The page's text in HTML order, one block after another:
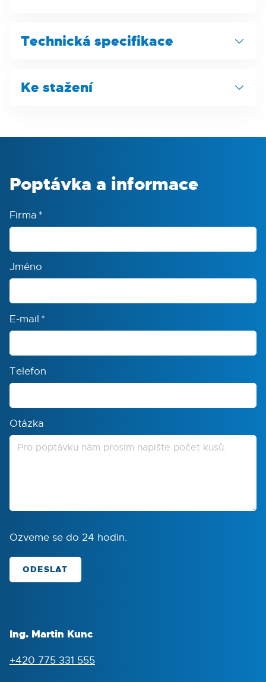
Technická specifikace
Parametr
Objem zkumavek 15 ml
Kapacita
Ke stažení
Poptávka a informace
Firma *
Jméno
E-mail *
Telefon
Otázka
Ozveme se do 24 hodin.
ODESLAT
Ing. Martin Kunc
+420 775 331 555